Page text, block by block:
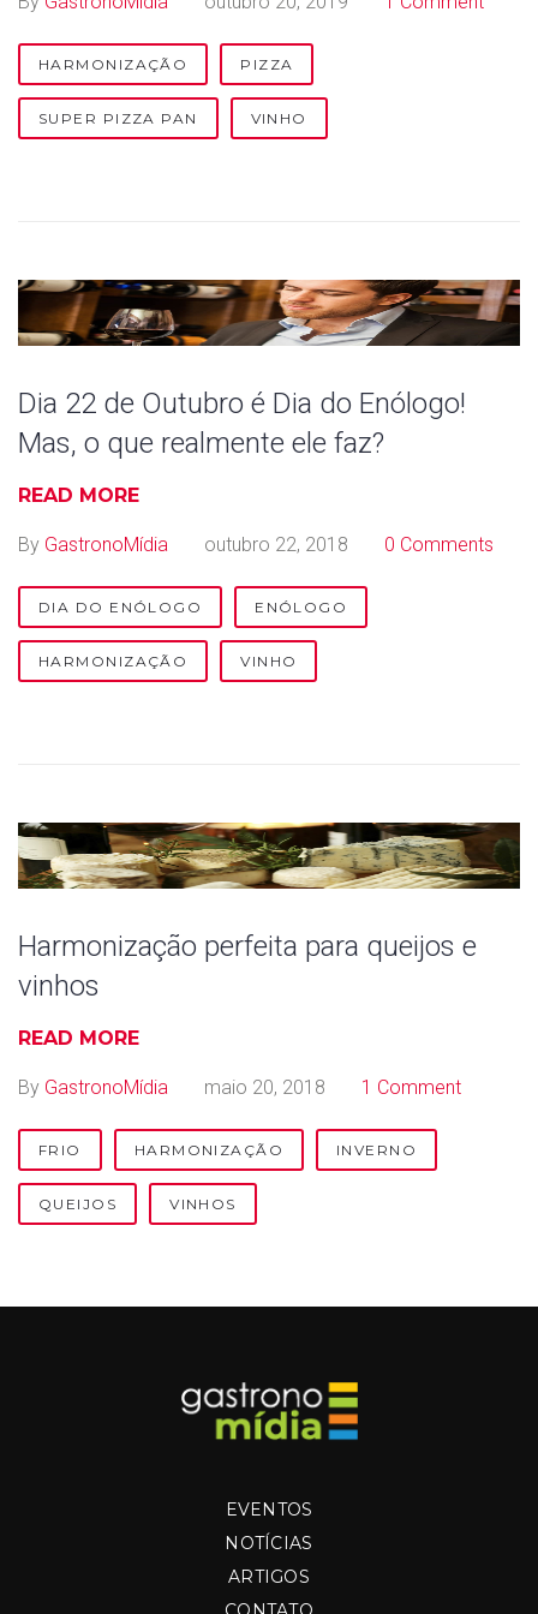
a
m
z
ç
ã
HARMONIZAÇÃO PIZZA
SUPER PIZZA PAN VINHO
Dia 22 de Outubro é Dia do Enólogo!
Mas, o que realmente ele faz?
READ MORE
By GastronoMídia outubro 22, 2018 0 Comments
DIA DO ENÓLOGO ENÓLOGO
HARMONIZAÇÃO VINHO
Harmonização perfeita para queijos e
vinhos
READ MORE
By GastronoMídia maio 20, 2018 1 Comment
FRIO HARMONIZAÇÃO INVERNO
QUEIJOS VINHOS
EVENTOS
NOTÍCIAS
ARTIGOS